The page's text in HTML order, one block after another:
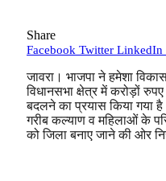
Share
Facebook Twitter LinkedIn
जावरा। भाजपा ने हमेशा
विधानसभा क्षेत्र में करोड़ों
बदलने का प्रयास किया गया
गरीब कल्याण व महिलाओं के
को जिला बनाए जाने की ओर